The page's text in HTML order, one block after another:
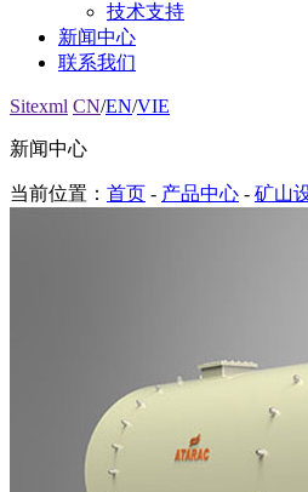
技术支持
新闻中心
联系我们
Sitexml CN/EN/VIE
新闻中心
当前位置： 首页 - 产品中心 - 矿山